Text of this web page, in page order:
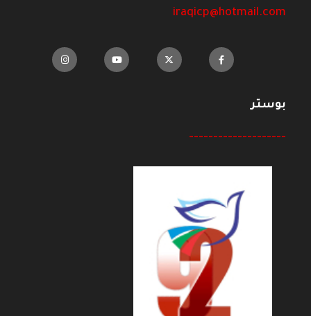
iraqicp@hotmail.com
بوستر
--------------------